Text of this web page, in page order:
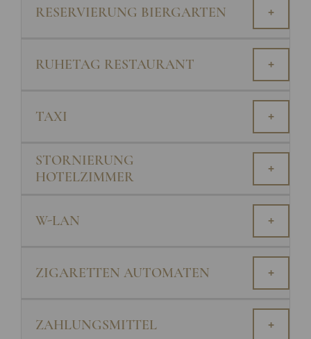
RESERVIERUNG BIERGARTEN +
RUHETAG RESTAURANT +
TAXI +
STORNIERUNG
HOTELZIMMER
+
W-LAN +
ZIGARETTEN AUTOMATEN +
ZAHLUNGSMITTEL +